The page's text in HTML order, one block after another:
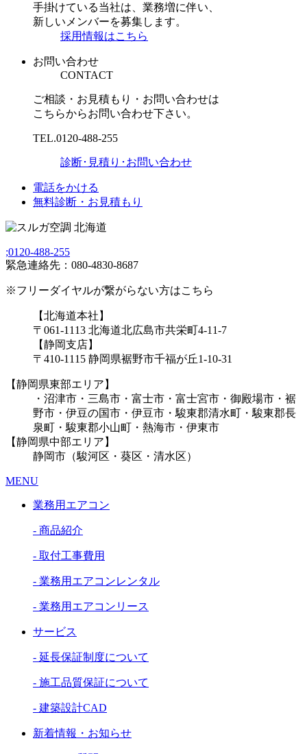
手掛けている当社は、業務増に伴い、
新しいメンバーを募集します。
採用情報はこちら
お問い合わせ
CONTACT
ご相談・お見積もり・お問い合わせは
こちらからお問い合わせ下さい。
TEL.0120-488-255
診断･見積り･お問い合わせ
電話をかける
無料診断・お見積もり
;0120-488-255
緊急連絡先：080-4830-8687
※フリーダイヤルが繋がらない方はこちら
【北海道本社】
〒061-1113 北海道北広島市共栄町4-11-7
【静岡支店】
〒410-1115 静岡県裾野市千福が丘1-10-31
【静岡県東部エリア】
・沼津市・三島市・富士市・富士宮市・御殿場市・裾
野市・伊豆の国市・伊豆市・駿東郡清水町・駿東郡長
泉町・駿東郡小山町・熱海市・伊東市
【静岡県中部エリア】
静岡市（駿河区・葵区・清水区）
MENU
業務用エアコン
- 商品紹介
- 取付工事費用
- 業務用エアコンレンタル
- 業務用エアコンリース
サービス
- 延長保証制度について
- 施工品質保証について
- 建築設計CAD
新着情報・お知らせ